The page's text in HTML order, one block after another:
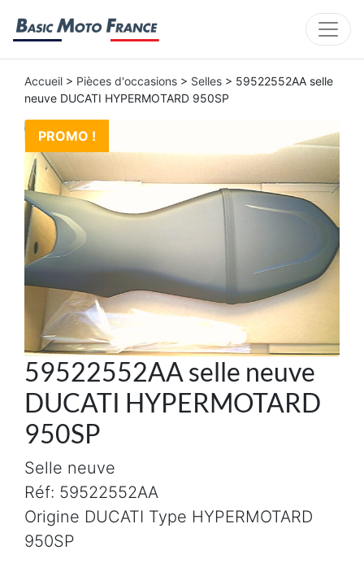
Accueil > Pièces d'occasions > Selles > 59522552AA selle
neuve DUCATI HYPERMOTARD 950SP
PROMO !
59522552AA selle neuve
DUCATI HYPERMOTARD
950SP
Selle neuve
Réf: 59522552AA
Origine DUCATI Type HYPERMOTARD
950SP